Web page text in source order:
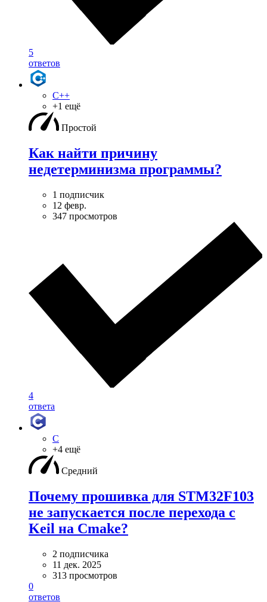
5
ответов
C++
+1 ещё
Простой
Как найти причину
недетерминизма программы?
1 подписчик
12 февр.
347 просмотров
4
ответа
C
+4 ещё
Средний
Почему прошивка для STM32F103
не запускается после перехода с
Keil на Cmake?
2 подписчика
11 дек. 2025
313 просмотров
0
ответов